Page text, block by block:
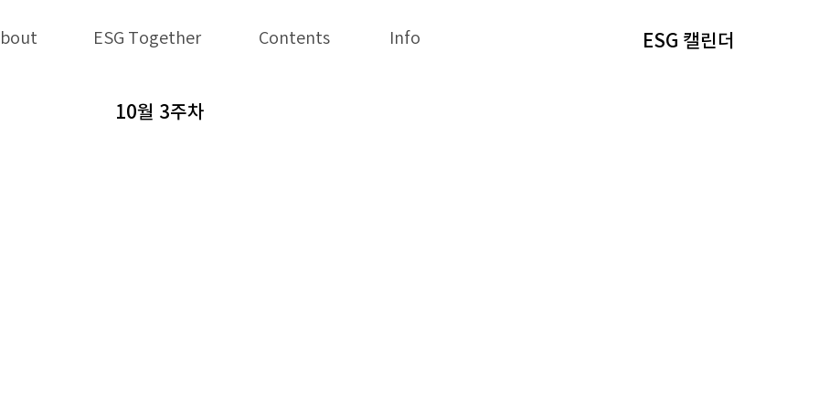
10월 3주차
ESG Together Contents Info ESG 캘린더